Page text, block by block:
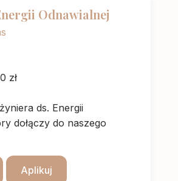
Odnawialnej
zł
ds. Energii
dołączy do naszego
Aplikuj